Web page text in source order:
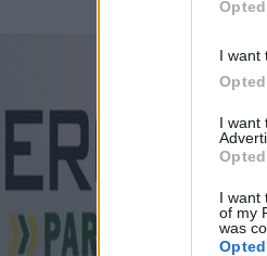
I want
I want
I want
of my
was